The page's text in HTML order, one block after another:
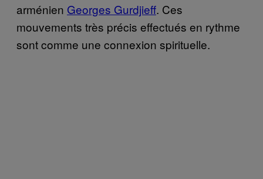
arménien Georges Gurdjieff. Ces
mouvements très précis effectués en rythme
sont comme une connexion spirituelle.